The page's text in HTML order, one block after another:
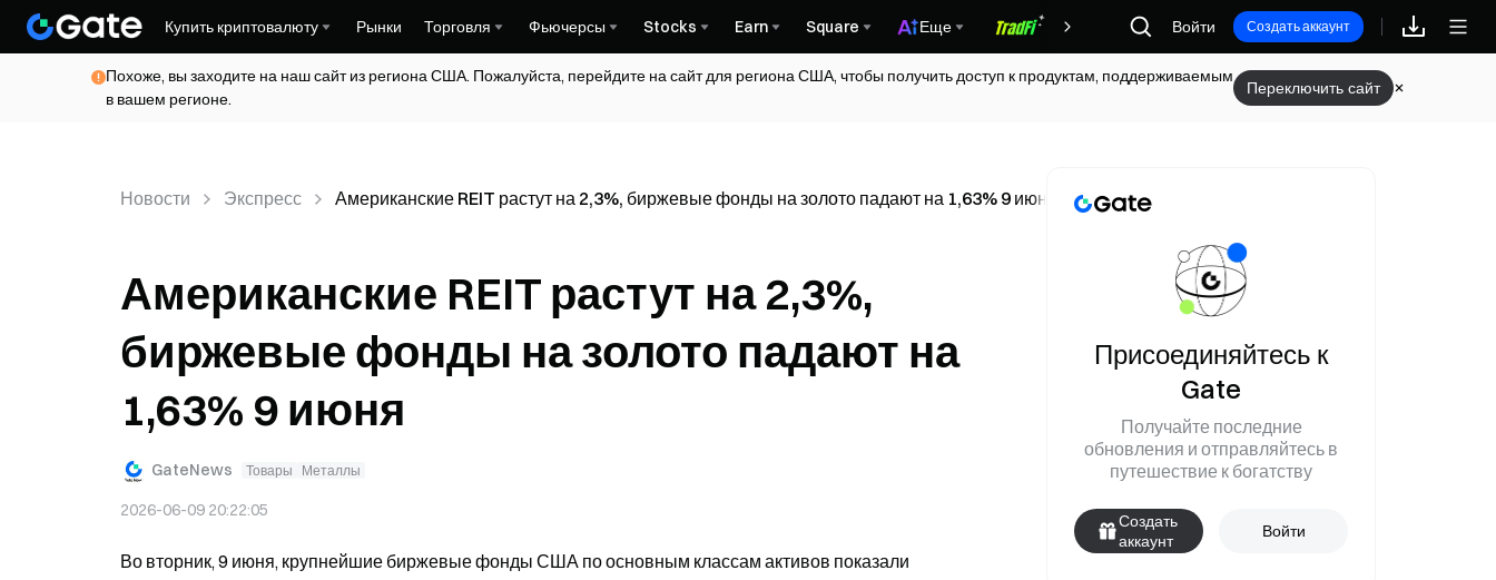
Купить криптовалюту Рынки Торговля Фьючерсы Stocks Earn Square Еще Награды
Войти Создать аккаунт
Похоже, вы заходите на наш сайт из региона США. Пожалуйста, перейдите на сайт для региона США, чтобы получить доступ к продуктам, поддерживаемым
в вашем регионе.
Переключить сайт
Новости Экспресс Американские REIT растут на 2,3%, биржевые фонды на золото падают на 1,63% 9 июня
Американские REIT растут на 2,3%,
биржевые фонды на золото падают на
1,63% 9 июня
GateNews Товары Металлы
2026-06-09 20:22:05
Во вторник, 9 июня, крупнейшие биржевые фонды США по основным классам активов показали
Присоединяйтесь к
Gate
Получайте последние
обновления и отправляйтесь в
путешествие к богатству
Создать
аккаунт
Войти